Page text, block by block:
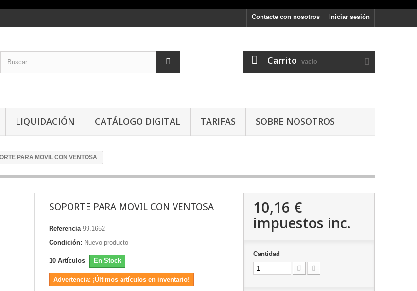
Iniciar sesión
Contacte con nosotros
Carrito vacío
LIQUIDACIÓN CATÁLOGO DIGITAL TARIFAS SOBRE NOSOTROS
PARA MOVIL CON VENTOSA
SOPORTE PARA MOVIL CON VENTOSA
Referencia 99.1652
Condición: Nuevo producto
10 Artículos En Stock
Advertencia: ¡Últimos artículos en inventario!
10,16 €
impuestos inc.
Cantidad